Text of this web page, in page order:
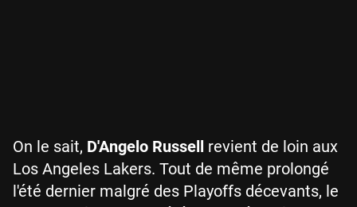
On le sait, D'Angelo Russell revient de loin aux
Los Angeles Lakers. Tout de même prolongé
l'été dernier malgré des Playoffs décevants, le